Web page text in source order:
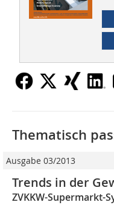
Thematisch
Ausgabe 03/2013
Trends in der
ZVKKW-Supermarkt-